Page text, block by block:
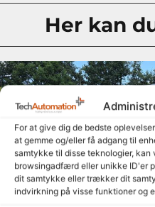
For at give dig de bedste
at gemme og/eller få adgang til
samtykke til disse teknologier, kan
browsingadfærd eller unikke ID'er
dit samtykke eller trækker dit
indvirkning på visse funktioner og
Her kan